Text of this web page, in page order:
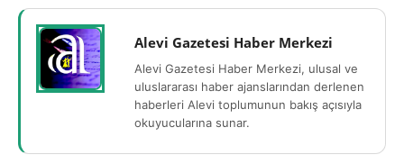
Alevi Gazetesi Haber Merkezi
Alevi Gazetesi Haber Merkezi, ulusal ve
uluslararası haber ajanslarından derlenen
haberleri Alevi toplumunun bakış açısıyla
okuyucularına sunar.